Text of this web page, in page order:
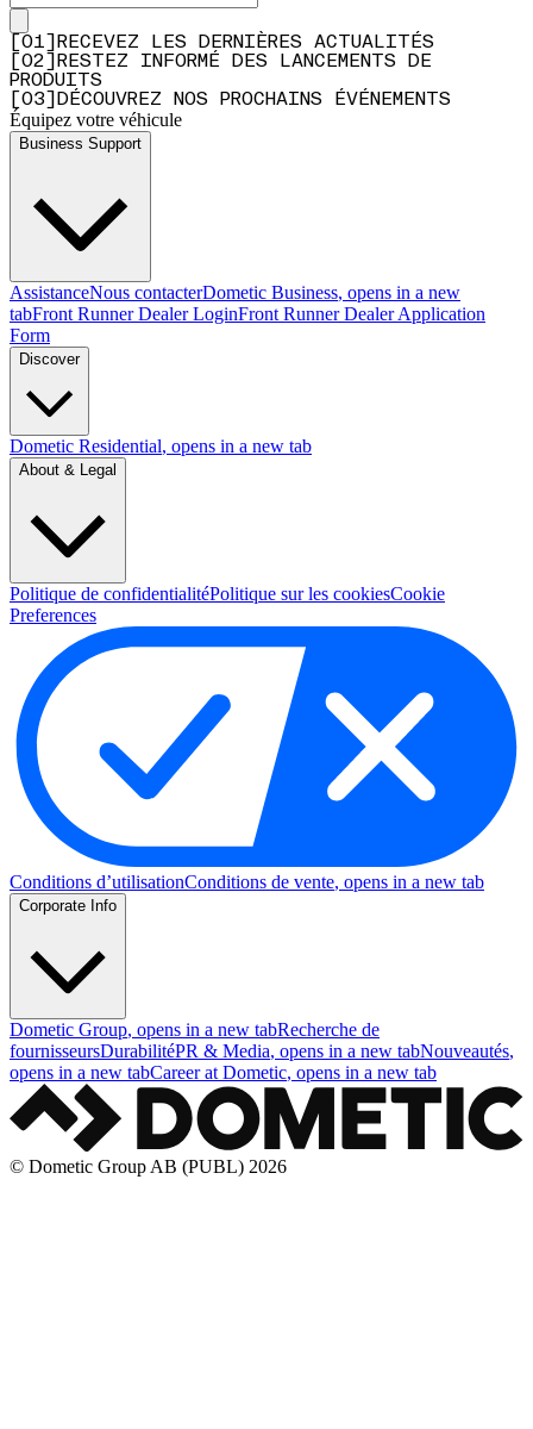
01
RECEVEZ LES DERNIÈRES ACTUALITÉS
02
RESTEZ INFORMÉ DES LANCEMENTS DE
PRODUITS
03 DÉCOUVREZ NOS PROCHAINS ÉVÉNEMENTS
Équipez votre véhicule
Business Support
AssistanceNous contacterDometic Business, opens in a new
tabFront Runner Dealer LoginFront Runner Dealer Application
Form
Discover
Dometic Residential, opens in a new tab
About & Legal
Politique de confidentialitéPolitique sur les cookiesCookie
Preferences
Conditions d’utilisationConditions de vente, opens in a new tab
Corporate Info
Dometic Group, opens in a new tabRecherche de
fournisseursDurabilitéPR & Media, opens in a new tabNouveautés,
opens in a new tabCareer at Dometic, opens in a new tab
© Dometic Group AB (PUBL) 2026